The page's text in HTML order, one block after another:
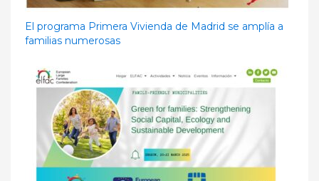
El programa Primera Vivienda de Madrid se amplía a
familias numerosas